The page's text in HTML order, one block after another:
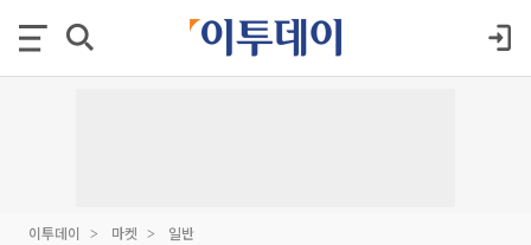
이투데이 마켓 일반